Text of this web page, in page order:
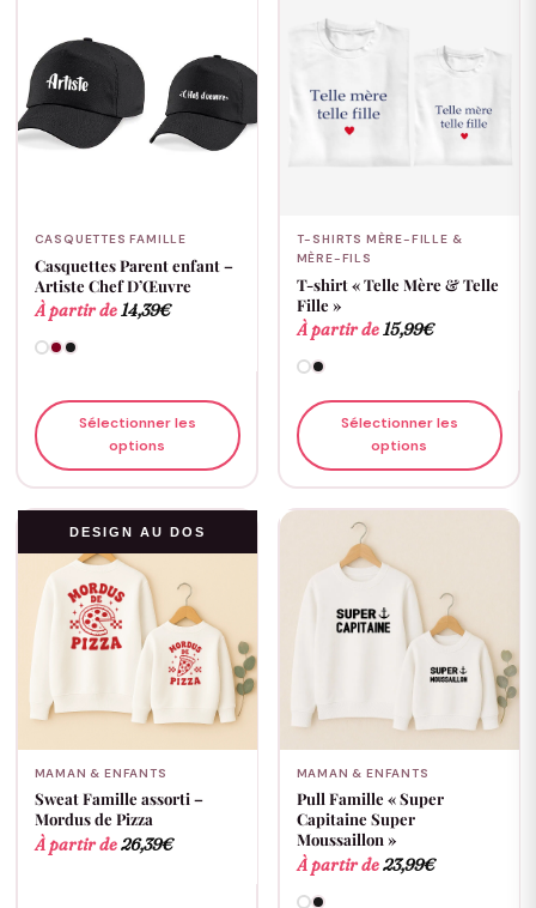
CASQUETTES FAMILLE
Casquettes Parent enfant –
Artiste Chef D’Œuvre
À partir de14,39€
Sélectionner les
options
T-SHIRTS MÈRE-FILLE &
MÈRE-FILS
T-shirt « Telle Mère & Telle
Fille »
À partir de15,99€
Sélectionner les
options
DESIGN AU DOS
MAMAN & ENFANTS
Sweat Famille assorti –
Mordus de Pizza
À partir de26,39€
MAMAN & ENFANTS
Pull Famille « Super
Capitaine Super
Moussaillon »
À partir de23,99€